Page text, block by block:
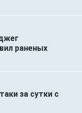
раненых
за сутки с